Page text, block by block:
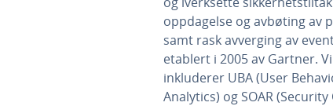
oppdagelse og avbøting av
samt rask avverging av
etablert i 2005 av Gartner.
inkluderer UBA (User
Analytics) og SOAR